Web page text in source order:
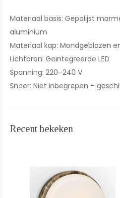
Materiaal basis: Gepolijst
aluminium
Materiaal kap: Mondgeblazen
Lichtbron: Geïntegreerde LED
Spanning: 220–240 V
Snoer: Niet inbegrepen –
Recent bekeken